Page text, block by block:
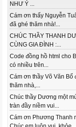
NHƯ Ý ...
Cám ơn thấy Nguyễn
đã ghé thăm nhà!...
CHÚC THẦY THANH
CÙNG GIA ĐÌNH :...
Code đồng hồ html cho
có nhiều trên...
Cám ơn thầy Võ Văn Bổ
thăm nhà,...
Chúc thầy Dương một
tràn đầy niềm vui...
Cám ơn Phương Thanh